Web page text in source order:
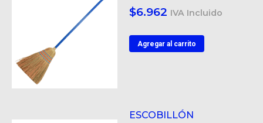
$6.962 IVA Incluido
Agregar al carrito
ESCOBILLÓN